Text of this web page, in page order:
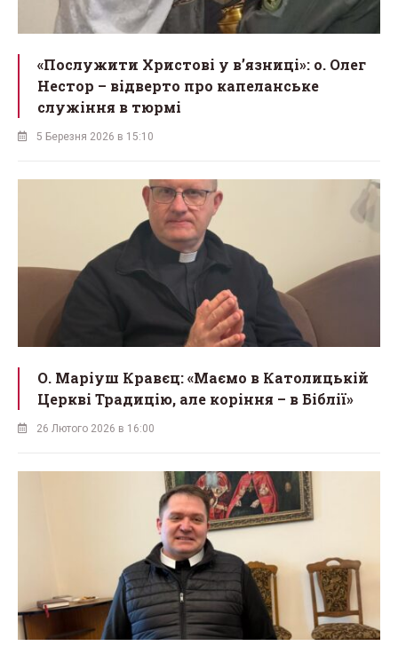
«Послужити Христові у вʼязниці»: о. Олег
Нестор – відверто про капеланське
служіння в тюрмі
5 Березня 2026 в 15:10
О. Маріуш Кравєц: «Маємо в Католицькій
Церкві Традицію, але коріння – в Біблії»
26 Лютого 2026 в 16:00